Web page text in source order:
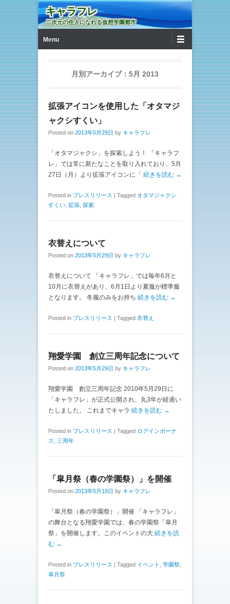
キャラフレ
二次元の住人になれる仮想学園都市
Menu
月別アーカイブ： 5月 2013
拡張アイコンを使用した「オタマジ
ャクシすくい」
Posted on 2013年5月29日 by キャラフレ
「オタマジャクシ」を探索しよう！ 「キャラフ
レ」では常に新たなことを取り入れており、5月
27日（月）より拡張アイコンに「 続きを読む →
Posted in プレスリリース | Tagged オタマジャクシ
すくい 拡張 探索
衣替えについて
Posted on 2013年5月29日 by キャラフレ
衣替えについて 「キャラフレ」では毎年6月と
10月に衣替えがあり、6月1日より夏服が標準服
となります。 冬服のみをお持ち 続きを読む →
Posted in プレスリリース | Tagged 衣替え
翔愛学園 創立三周年記念について
Posted on 2013年5月29日 by キャラフレ
翔愛学園 創立三周年記念 2010年5月29日に
「キャラフレ」が正式公開され、丸3年が経過い
たしました。 これまでキャラ 続きを読む →
Posted in プレスリリース | Tagged ログインボーナ
ス
三周年
「皐月祭（春の学園祭）」を開催
Posted on 2013年5月18日 by キャラフレ
「皐月祭（春の学園祭）」開催 「キャラフレ」
の舞台となる翔愛学園では、春の学園祭「皐月
祭」を開催します。このイベントの大 続きを読
む →
Posted in プレスリリース | Tagged イベント 学園祭
皐月祭